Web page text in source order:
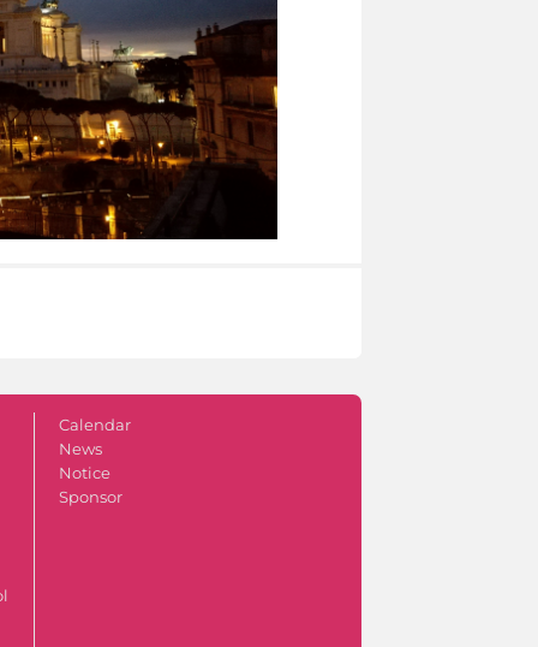
Calendar
News
Notice
Sponsor